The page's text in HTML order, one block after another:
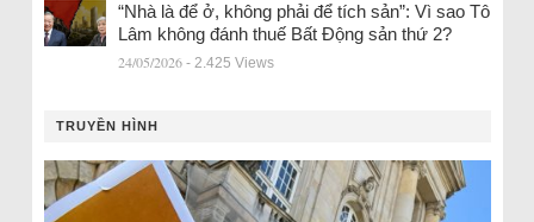
“Nhà là để ở, không phải để tích sản”: Vì sao Tô
Lâm không đánh thuế Bất Động sản thứ 2?
24/05/2026 - 2.425 Views
TRUYỀN HÌNH